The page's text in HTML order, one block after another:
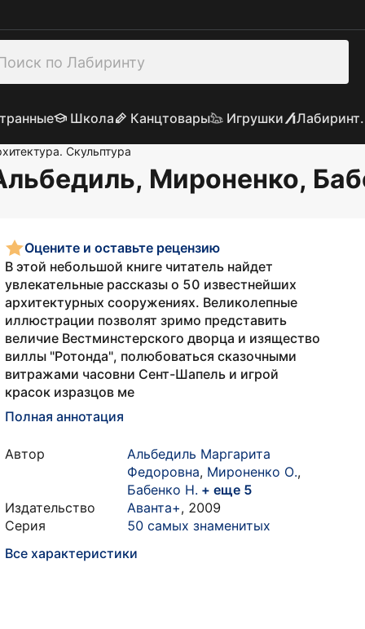
Школа Канцтовары Игрушки
Скульптура
Мироненко,
Оцените и оставьте рецензию
В этой небольшой книге читатель найдет
увлекательные рассказы о 50 известнейших
архитектурных сооружениях. Великолепные
иллюстрации позволят зримо представить
величие Вестминстерского дворца и изящество
виллы "Ротонда", полюбоваться сказочными
витражами часовни Сент-Шапель и игрой
красок изразцов ме
Полная аннотация
Автор
Альбедиль Маргарита
Федоровна, Мироненко О.,
Бабенко Н. + еще 5
Издательство
Аванта+, 2009
Серия
50 самых знаменитых
Все характеристики